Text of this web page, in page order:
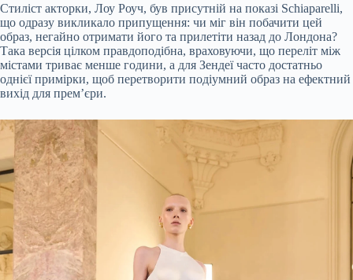
Стиліст акторки, Лоу Роуч, був присутній на показі Schiaparelli,
що одразу викликало припущення: чи міг він побачити цей
образ, негайно отримати його та прилетіти назад до Лондона?
Така версія цілком правдоподібна, враховуючи, що переліт між
містами триває менше години, а для Зендеї часто достатньо
однієї примірки, щоб перетворити подіумний образ на ефектний
вихід для прем’єри.